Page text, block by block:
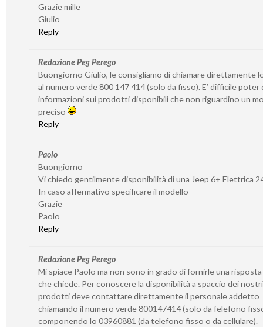
Grazie mille
Giulio
Reply
Redazione Peg Perego
Buongiorno Giulio, le consigliamo di chiamare direttamente
al numero verde 800 147 414 (solo da fisso). E’ difficile poter
informazioni sui prodotti disponibili che non riguardino un
preciso
Reply
Paolo
Buongiorno
Vi chiedo gentilmente disponibilità di una Jeep 6+ Elettrica
In caso affermativo specificare il modello
Grazie
Paolo
Reply
Redazione Peg Perego
Mi spiace Paolo ma non sono in grado di fornirle una
che chiede. Per conoscere la disponibilità a spaccio dei nostri
prodotti deve contattare direttamente il personale addetto
chiamando il numero verde 800147414 (solo da felefono
componendo lo 03960881 (da telefono fisso o da cellulare).